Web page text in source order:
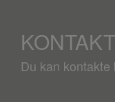
Du kan kontakte